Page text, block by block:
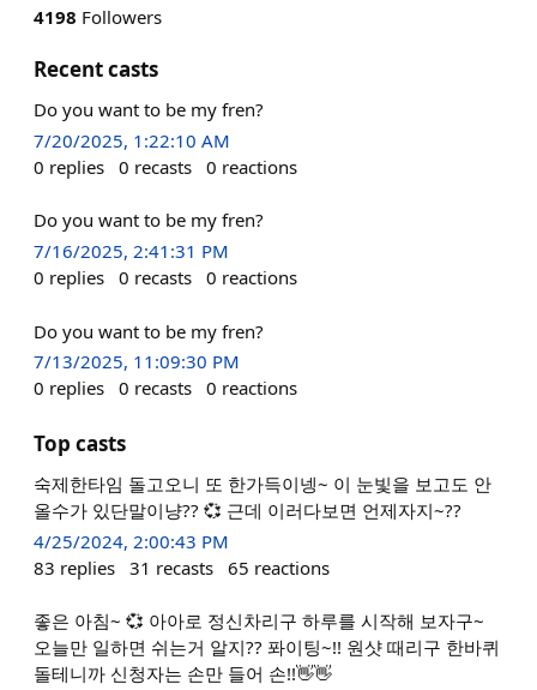
4198 Followers
Recent casts
Do you want to be my fren?
7/20/2025, 1:22:10 AM
0 replies 0 recasts 0 reactions
Do you want to be my fren?
7/16/2025, 2:41:31 PM
0 replies 0 recasts 0 reactions
Do you want to be my fren?
7/13/2025, 11:09:30 PM
0 replies 0 recasts 0 reactions
Top casts
숙제한타임 돌고오니 또 한가득이넹~ 이 눈빛을 보고도 안
올수가 있단말이냥?? 💞 근데 이러다보면 언제자지~??
4/25/2024, 2:00:43 PM
83 replies 31 recasts 65 reactions
좋은 아침~ 💞 아아로 정신차리구 하루를 시작해 보자구~
오늘만 일하면 쉬는거 알지?? 퐈이팅~!! 원샷 때리구 한바퀴
돌테니까 신청자는 손만 들어 손!!👋👋